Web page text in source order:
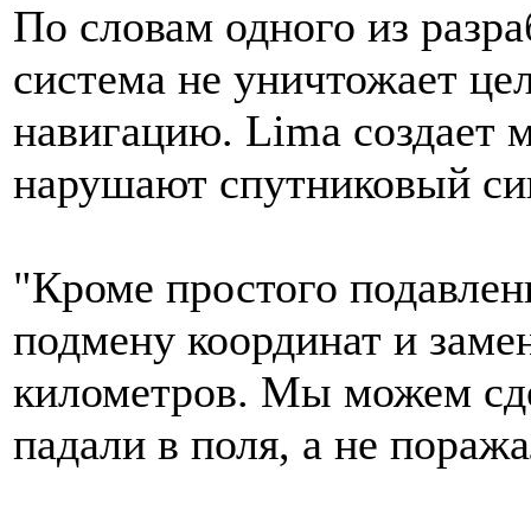
По словам одного из
система не уничтожает
навигацию. Lima создает
нарушают спутниковый
"Кроме простого
подмену координат и
километров. Мы можем
падали в поля, а не